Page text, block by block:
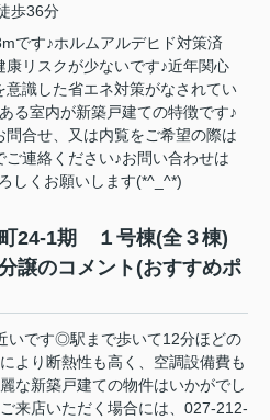
歩36分
です♪ホルムアルデヒド対策済
リスクが少ないです♪近年関心
意識した省エネ対策がなされてい
る室内が新築戸建ての特徴です♪
合せ、又は内覧をご希望の際は
連絡ください♪お問い合わせは
しくお願いします(*^_^*)
町24-1期 １号棟(全３棟)
譲のコメント(おすすめポ
いです◎駅まで歩いて12分ほどの
より断熱性も高く、空調設備費も
な新築戸建ての物件はいかがでし
来店いただく場合には、027-212-